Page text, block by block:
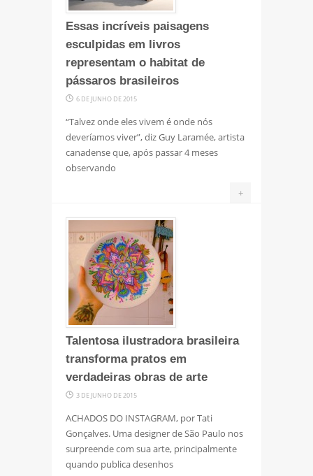
Essas incríveis paisagens
esculpidas em livros
representam o habitat de
pássaros brasileiros
6 DE JUNHO DE 2015
“Talvez onde eles vivem é onde nós
deveríamos viver”, diz Guy Laramée, artista
canadense que, após passar 4 meses
observando
+
Talentosa ilustradora brasileira
transforma pratos em
verdadeiras obras de arte
3 DE JUNHO DE 2015
ACHADOS DO INSTAGRAM, por Tati
Gonçalves. Uma designer de São Paulo nos
surpreende com sua arte, principalmente
quando publica desenhos